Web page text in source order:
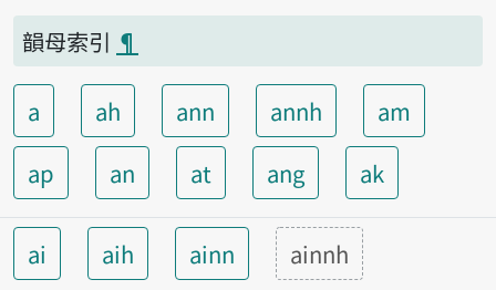
韻母索引 ¶
a ah ann annh
am
ap
an at ang ak
ai aih ainn ainnh